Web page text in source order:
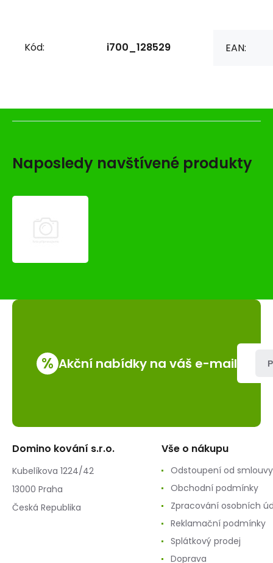
Kód: i700_128529 EAN:
Naposledy navštívené produkty
VETRO
sat+kpl.zawias
% Akční nabídky na váš e-mail
Domino kování s.r.o.
Kubelíkova 1224/42
13000 Praha
Česká Republika
Vše o nákupu
Odstoupení od smlouvy
Obchodní podmínky
Zpracování osobních
Reklamační podmínky
Splátkový prodej
Doprava